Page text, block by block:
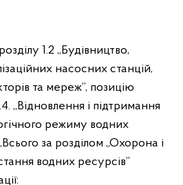
1.2 „Будівництво,
насосних станцій,
та мереж”, позицію
„Відновлення і підтримання
режиму водних
за розділом „Охорона і
водних ресурсів”